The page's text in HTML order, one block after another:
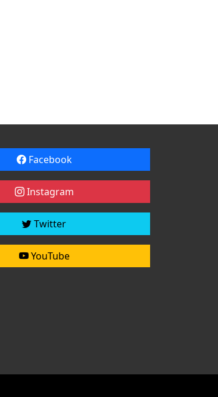
Facebook
Instagram
Twitter
YouTube